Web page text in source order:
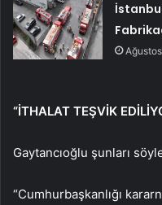
“İTHALAT TEŞVİK
Gaytancıoğlu şunları
“Cumhurbaşkanlığı